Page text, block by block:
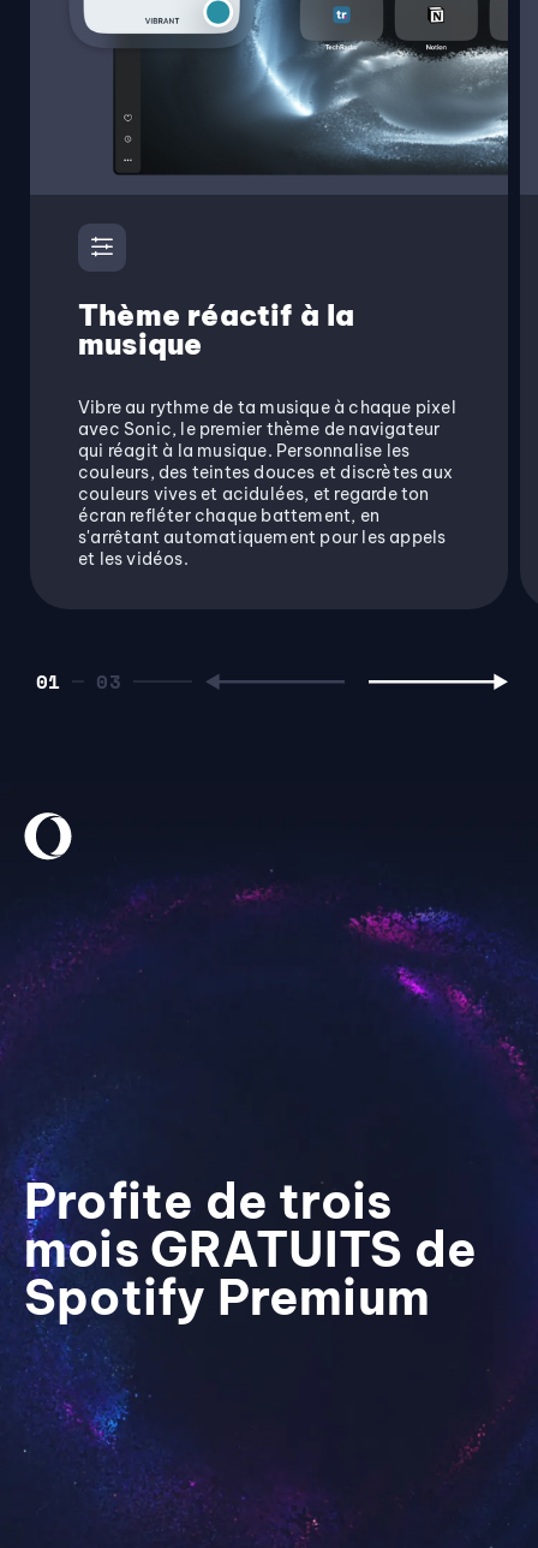
Thème réactif à la
musique
Vibre au rythme de ta musique à chaque pixel
avec Sonic, le premier thème de navigateur
qui réagit à la musique. Personnalise les
couleurs, des teintes douces et discrètes aux
couleurs vives et acidulées, et regarde ton
écran refléter chaque battement, en
s'arrêtant automatiquement pour les appels
et les vidéos.
01
Profite de trois
mois GRATUITS de
Spotify Premium